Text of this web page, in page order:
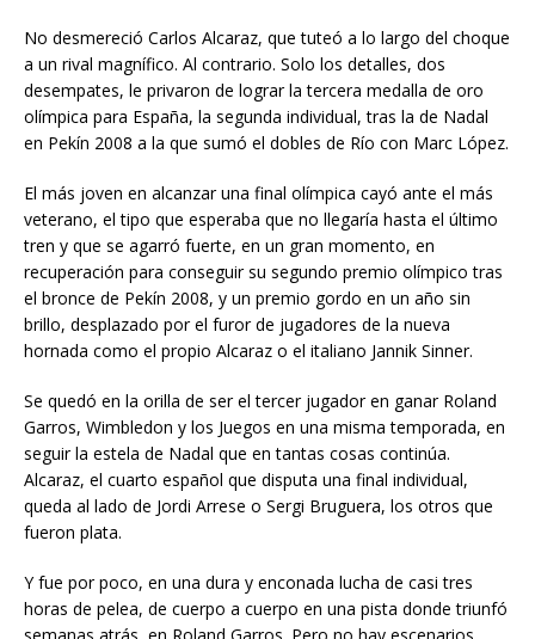
No desmereció Carlos Alcaraz, que tuteó a lo largo del choque
a un rival magnífico. Al contrario. Solo los detalles, dos
desempates, le privaron de lograr la tercera medalla de oro
olímpica para España, la segunda individual, tras la de Nadal
en Pekín 2008 a la que sumó el dobles de Río con Marc López.
El más joven en alcanzar una final olímpica cayó ante el más
veterano, el tipo que esperaba que no llegaría hasta el último
tren y que se agarró fuerte, en un gran momento, en
recuperación para conseguir su segundo premio olímpico tras
el bronce de Pekín 2008, y un premio gordo en un año sin
brillo, desplazado por el furor de jugadores de la nueva
hornada como el propio Alcaraz o el italiano Jannik Sinner.
Se quedó en la orilla de ser el tercer jugador en ganar Roland
Garros, Wimbledon y los Juegos en una misma temporada, en
seguir la estela de Nadal que en tantas cosas continúa.
Alcaraz, el cuarto español que disputa una final individual,
queda al lado de Jordi Arrese o Sergi Bruguera, los otros que
fueron plata.
Y fue por poco, en una dura y enconada lucha de casi tres
horas de pelea, de cuerpo a cuerpo en una pista donde triunfó